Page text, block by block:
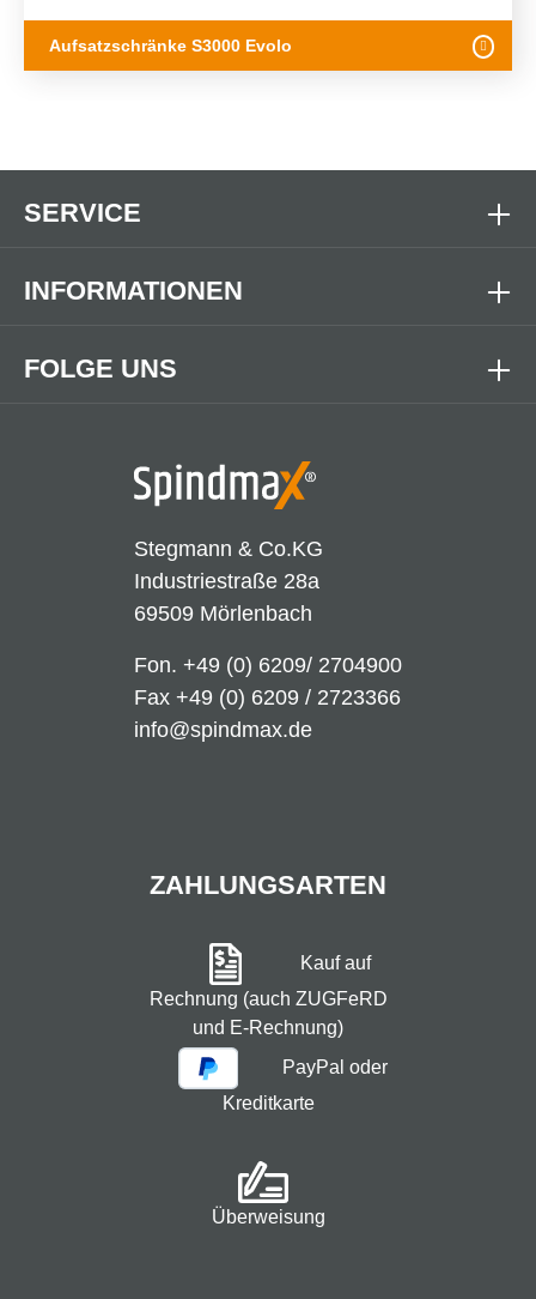
Aufsatzschränke S3000 Evolo
Stegmann & Co.KG
Industriestraße 28a
69509 Mörlenbach
Fon. +49 (0) 6209/ 2704900
Fax +49 (0) 6209 / 2723366
info@spindmax.de
FOLGE UNS
SERVICE
INFORMATIONEN
ZAHLUNGSARTEN
Kauf auf
Rechnung (auch ZUGFeRD
und E-Rechnung)
PayPal oder
Kreditkarte
Überweisung